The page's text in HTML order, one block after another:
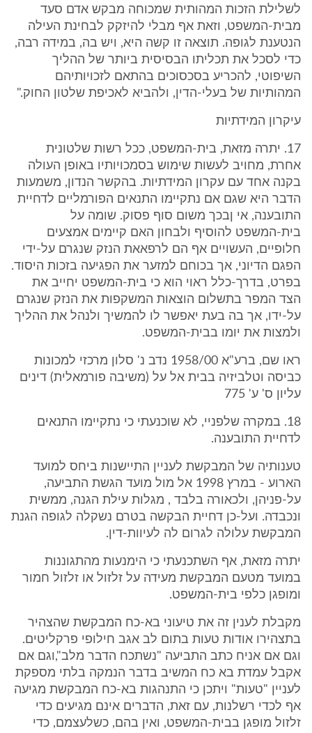
לשלילת הזכות המהותית שמכוחה מבקש אדם סעד
מבית-המשפט, וזאת אף מבלי להיזקק לבחינת העילה
הנטענת לגופה. תוצאה זו קשה היא, ויש בה, במידה רבה,
כדי לסכל את תכליתו הבסיסית ביותר של ההליך
השיפוטי, להכריע בסכסוכים בהתאם לזכויותיהם
המהותיות של בעלי-הדין, ולהביא לאכיפת שלטון החוק."
עיקרון המידתיות
17. יתרה מזאת, בית-המשפט, ככל רשות שלטונית
אחרת, מחויב לעשות שימוש בסמכויותיו באופן העולה
בקנה אחד עם עקרון המידתיות. בהקשר הנדון, משמעות
הדבר היא שגם אם נתקיימו התנאים הפורמליים לדחיית
התובענה, אי ןבכך משום סוף פסוק. שומה על
בית-המשפט להוסיף ולבחון האם קיימים אמצעים
חלופיים, העשויים אף הם לרפאאת הנזק שנגרם על-ידי
הפגם הדיוני, אך בכוחם למזער את הפגיעה בזכות היסוד.
בפרט, בדרך-כלל ראוי הוא כי בית-המשפט יחייב את
הצד המפר בתשלום הוצאות המשקפות את הנזק שנגרם
על-ידו, אך בה בעת יאפשר לו להמשיך ולנהל את ההליך
ולמצות את יומו בבית-המשפט.
ראו שם, ברע"א 1958/00 נדב נ' סלון מרכזי למכונות
כביסה וטלביזיה בבית אל על (משיבה פורמאלית) דינים
עליון ס' ע' 775
18. במקרה שלפניי, לא שוכנעתי כי נתקיימו התנאים
לדחיית התובענה.
טענותיה של המבקשת לעניין התיישנות ביחס למועד
הארוע - במרץ 1998 אל מול מועד הגשת התביעה,
על-פניהן, ולכאורה בלבד , מגלות עילת הגנה, ממשית
ונכבדה. ועל-כן דחיית הבקשה בטרם נשקלה לגופה הגנת
המבקשת עלולה לגרום לה לעיוות-דין.
יתרה מזאת, אף השתכנעתי כי הימנעות מהתגוננות
במועד מטעם המבקשת מעידה על זלזול או זלזול חמור
ומופגן כלפי בית-המשפט.
מקבלת לענין זה את טיעוני בא-כח המבקשת שהצהיר
בתצהירו אודות טעות בתום לב אגב חילופי פרקליטים.
וגם אם אניח כתב התביעה "נשתכח הדבר מלב",וגם אם
אקבל עמדת בא כח המשיב בדבר הנמקה בלתי מספקת
לעניין "טעות" ויתכן כי התנהגות בא-כח המבקשת מגיעה
אף לכדי רשלנות, עם זאת, הדברים אינם מגיעים כדי
זלזול מופגן בבית-המשפט, ואין בהם, כשלעצמם, כדי